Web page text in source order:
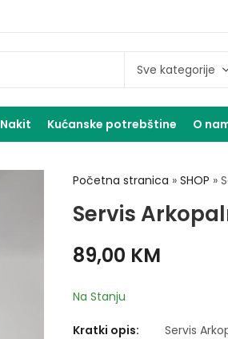
Nakit Kućanske potrebštine O
Početna stranica » SHOP »
Servis
89,00 KM
Na Stanju
Kratki opis: Servis